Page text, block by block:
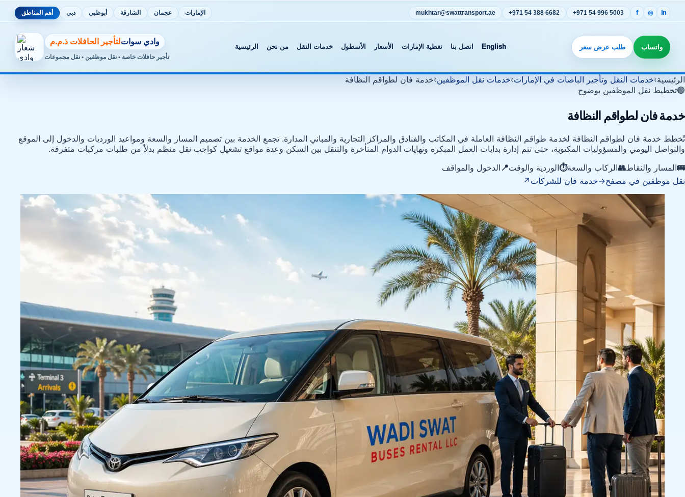
أهم المناطق دبي أبوظبي الشارقة عجمان الإمارات mukhtar@swattransport.ae +971 54 388 6682 +971 54 996 5003 f ◎ in
وادي سواتلتأجير الحافلات ذ.م.م
تأجير حافلات خاصة • نقل موظفين • نقل مجموعات
الرئيسية من نحن خدمات النقل الأسطول الأسعار تغطية الإمارات اتصل بنا English طلب عرض سعر واتساب
الرئيسية›خدمات النقل وتأجير الباصات في الإمارات›خدمات نقل الموظفين›خدمة فان لطواقم النظافة
🟢تخطيط نقل الموظفين بوضوح
خدمة فان لطواقم النظافة
تُخطط خدمة فان لطواقم النظافة لخدمة طواقم النظافة العاملة في المكاتب والفنادق والمراكز التجارية والمباني المدارة. تجمع الخدمة بين تصميم المسار والسعة ومواعيد الورديات والدخول إلى الموقع
والتواصل اليومي والمسؤوليات المكتوبة، حتى تتم إدارة بدايات العمل المبكرة ونهايات الدوام المتأخرة والتنقل بين السكن وعدة مواقع تشغيل كواجب نقل منظم بدلاً من طلبات مركبات متفرقة.
🚌المسار والنقاط👥الركاب والسعة⏱️الوردية والوقت📍 الدخول والمواقف
نقل موظفين في مصفح→خدمة فان للشركات ↗